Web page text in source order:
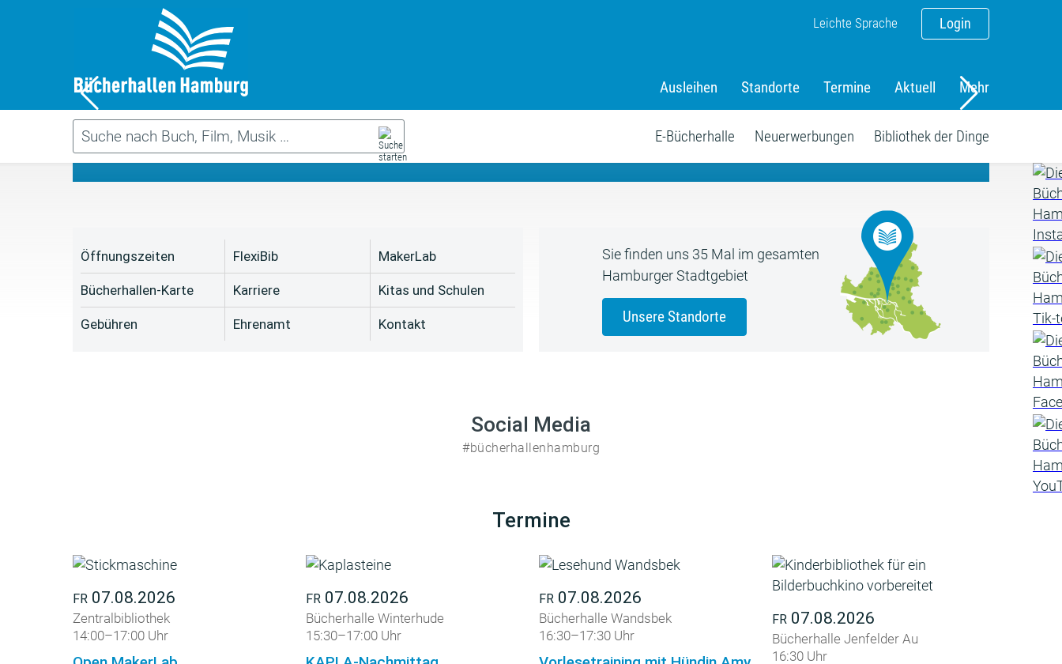
Login
Leichte Sprache
Ausleihen Standorte Termine Aktuell Mehr
E-Bücherhalle Neuerwerbungen Bibliothek der Dinge
Das neue Sommerferienprogramm
Öffnungszeiten
Bücherhallen-Karte
Gebühren
FlexiBib
Karriere
Ehrenamt
MakerLab
Kitas und Schulen
Kontakt
Sie finden uns 35 Mal im gesamten
Hamburger Stadtgebiet
Unsere Standorte
Social Media
#bücherhallenhamburg
Termine
FR 07.08.2026
Zentralbibliothek
14:00–17:00 Uhr
FR 07.08.2026
Bücherhalle Winterhude
15:30–17:00 Uhr
FR 07.08.2026
Bücherhalle Wandsbek
16:30–17:30 Uhr
FR 07.08.2026
Bücherhalle Jenfelder Au
16:30 Uhr